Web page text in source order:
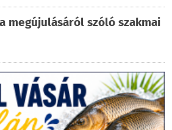
megújulásáról szóló szakmai